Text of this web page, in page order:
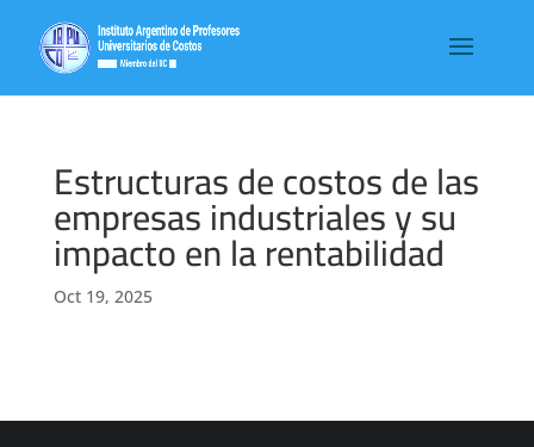
Estructuras de costos de las
empresas industriales y su
impacto en la rentabilidad
Oct 19, 2025